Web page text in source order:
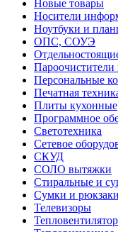
Новые товары
Носители
Ноутбуки и
ОПС, СОУЭ
Пароочистители
Персональные
Печатная
Плиты кухонные
Программное
Светотехника
Сетевое
СКУД
СОЛО вытяжки
Стиральные и
Сумки и рюкзаки
Телевизоры